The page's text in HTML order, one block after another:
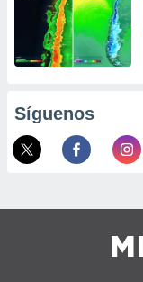
Síguenos